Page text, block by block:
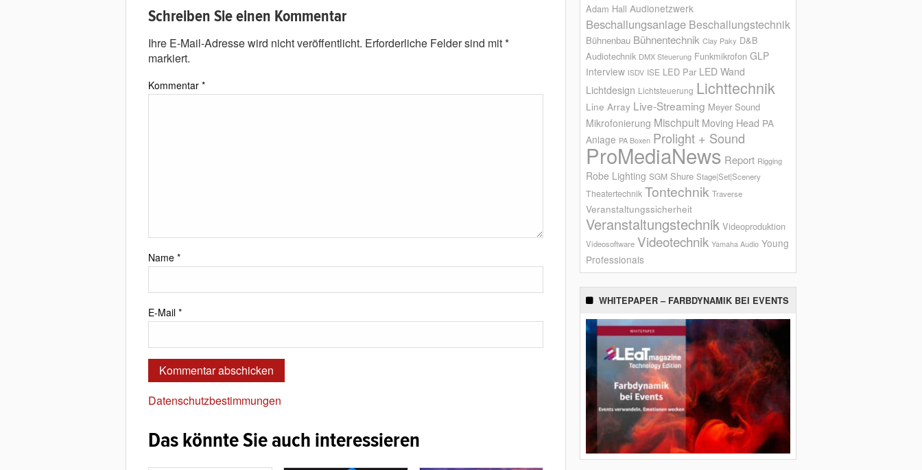
Schreiben Sie einen Kommentar
Ihre E-Mail-Adresse wird nicht veröffentlicht. Erforderliche Felder sind mit*
markiert.
Kommentar *
Name *
E-Mail *
Datenschutzbestimmungen
Das könnte Sie auch interessieren
Adam Hall Audionetzwerk
Beschallungsanlage Beschallungstechnik
Bühnenbau Bühnentechnik Clay Paky D&B
Audiotechnik DMX Steuerung Funkmikrofon GLP
Interview ISDV ISE LED Par LED Wand
Lichtdesign Lichtsteuerung Lichttechnik
Line Array Live-Streaming Meyer Sound
Mikrofonierung Mischpult Moving Head PA
Anlage PA Boxen Prolight + Sound
ProMediaNews Report Rigging
Robe Lighting SGM Shure Stage|Set|Scenery
Theatertechnik Tontechnik Traverse
Veranstaltungssicherheit
Veranstaltungstechnik Videoproduktion
Videosoftware Videotechnik Yamaha Audio Young
Professionals
WHITEPAPER – FARBDYNAMIK BEI EVENTS